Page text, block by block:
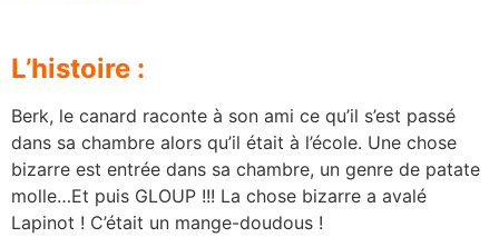
L’histoire :
Berk, le canard raconte à son ami ce qu’il s’est passé
dans sa chambre alors qu’il était à l’école. Une chose
bizarre est entrée dans sa chambre, un genre de patate
molle…Et puis GLOUP !!! La chose bizarre a avalé
Lapinot ! C’était un mange-doudous !